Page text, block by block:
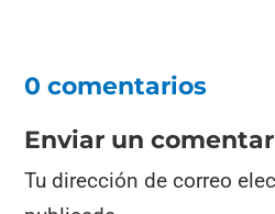
0 comentarios
Enviar un
Tu dirección de correo